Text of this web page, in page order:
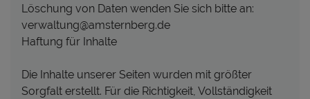
Löschung von Daten wenden Sie sich bitte an:
verwaltung@amsternberg.de
Haftung für Inhalte
Die Inhalte unserer Seiten wurden mit größter
Sorgfalt erstellt. Für die Richtigkeit, Vollständigkeit